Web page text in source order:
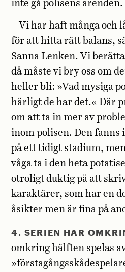
inte gå polisens ärenden.
– Vi har haft många och
för att hitta rätt balans,
Sanna Lenken. Vi
då måste vi bry oss om
heller bli: »Vad mysiga
härligt de har det.« Där
om att ta in mer av
inom polisen. Den
på ett tidigt stadium,
våga ta i den heta
otroligt duktig på att
karaktärer, som har en
åsikter men är fina på
4. SERIEN HAR
omkring hälften spelas